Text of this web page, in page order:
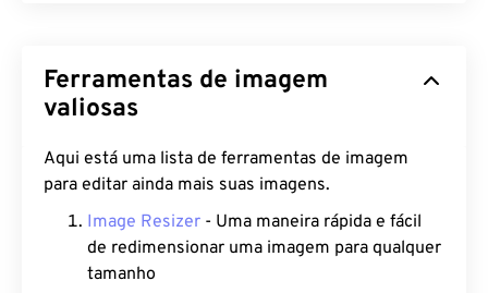
Ferramentas de imagem
valiosas
Aqui está uma lista de ferramentas de imagem
para editar ainda mais suas imagens.
Image Resizer - Uma maneira rápida e fácil
de redimensionar uma imagem para qualquer
tamanho